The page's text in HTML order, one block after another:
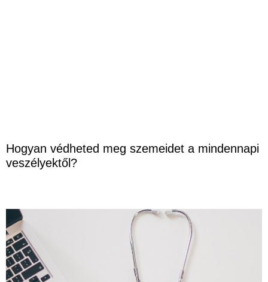
Hogyan védheted meg szemeidet a mindennapi
veszélyektől?